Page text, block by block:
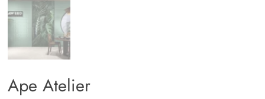
Ape Atelier